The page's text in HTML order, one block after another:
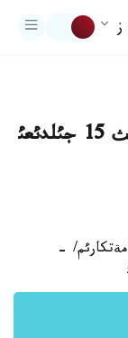
باكؤدة قازاقستان كونستيتؤسياسئنئث 15 جئلدئعئ
مذحامةتكارئم/ -